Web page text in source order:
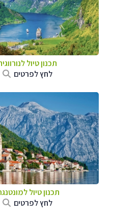
תכנון טיול
לחץ לפרטים
תכנון טיול
לחץ לפרטים